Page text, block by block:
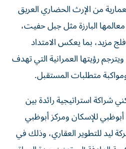
من الإرث الحضاري العريق
البارزة مثل جبل حفيت،
مزيد، بما يعكس الامتداد
رؤيتها العمرانية التي تهدف
متطلبات المستقبل.
شراكة استراتيجية رائدة بين
للإسكان ومركز أبوظبي
ليد للتطوير العقاري، وذلك في